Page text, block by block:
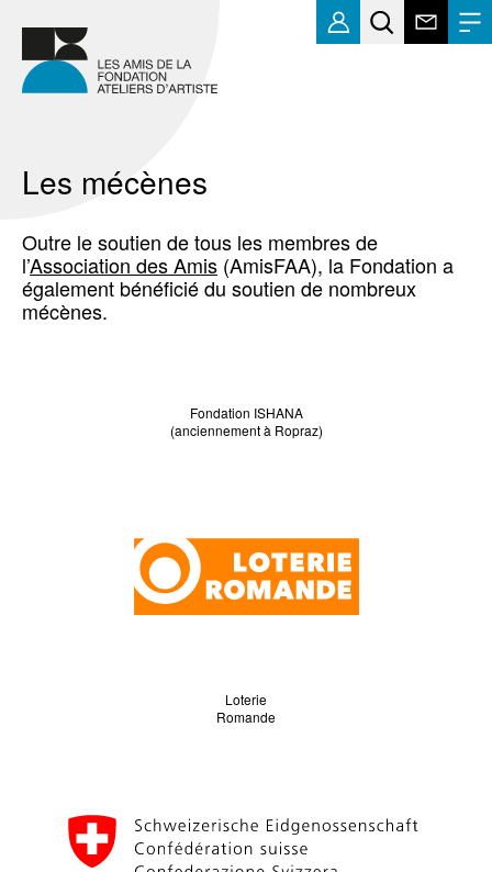
Les mécènes
Outre le soutien de tous les membres de
l’Association des Amis (AmisFAA), la Fondation a
également bénéficié du soutien de nombreux
mécènes.
Fondation ISHANA
(anciennement à Ropraz)
Loterie
Romande